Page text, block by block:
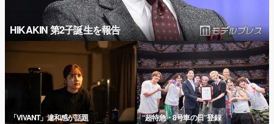
HIKAKIN 第2子誕生を報告
「VIVANT」違和感が話題 “超特急・8号車の日”登録